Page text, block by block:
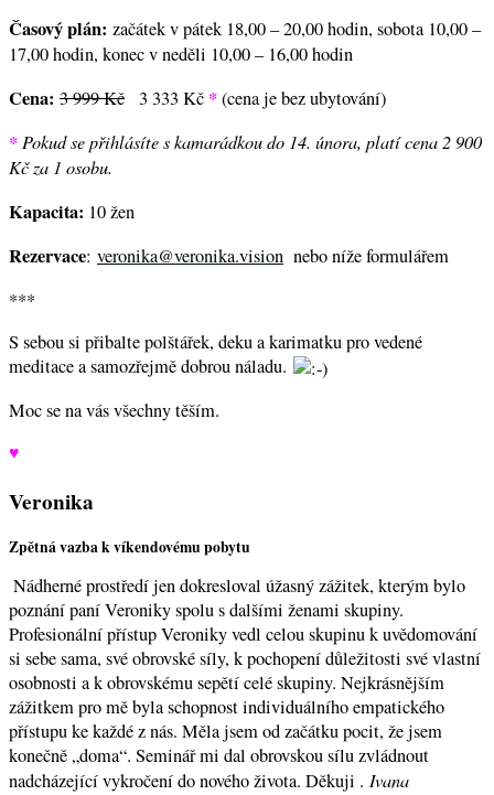
Časový plán: začátek v pátek 18,00 – 20,00 hodin, sobota 10,00 –
17,00 hodin, konec v neděli 10,00 – 16,00 hodin
Cena: 3 999 Kč 3 333 Kč *(cena je bez ubytování)
* Pokud se přihlásíte s kamarádkou do 14. února, platí cena 2 900
Kč za 1 osobu.
Kapacita: 10 žen
Rezervace: veronika@veronika.vision nebo níže formulářem
***
S sebou si přibalte polštářek, deku a karimatku pro vedené
meditace a samozřejmě dobrou náladu.
Moc se na vás všechny těším.
♥
Veronika
Zpětná vazba k víkendovému pobytu
Nádherné prostředí jen dokresloval úžasný zážitek, kterým bylo
poznání paní Veroniky spolu s dalšími ženami skupiny.
Profesionální přístup Veroniky vedl celou skupinu k uvědomování
si sebe sama, své obrovské síly, k pochopení důležitosti své vlastní
osobnosti a k obrovskému sepětí celé skupiny. Nejkrásnějším
zážitkem pro mě byla schopnost individuálního empatického
přístupu ke každé z nás. Měla jsem od začátku pocit, že jsem
konečně „doma“. Seminář mi dal obrovskou sílu zvládnout
nadcházející vykročení do nového života. Děkuji . Ivana